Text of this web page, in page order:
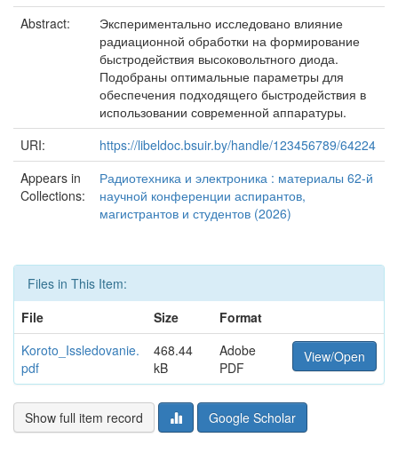
Abstract:
Экспериментально исследовано влияние
радиационной обработки на формирование
быстродействия высоковольтного диода.
Подобраны оптимальные параметры для
обеспечения подходящего быстродействия в
использовании современной аппаратуры.
URI:
https://libeldoc.bsuir.by/handle/123456789/64224
Appears in
Collections:
Радиотехника и электроника : материалы 62-й
научной конференции аспирантов,
магистрантов и студентов (2026)
Files in This Item:
File
Size
Format
Koroto_Issledovanie.
pdf
468.44
kB
Adobe
PDF
View/Open
Show full item record Google Scholar